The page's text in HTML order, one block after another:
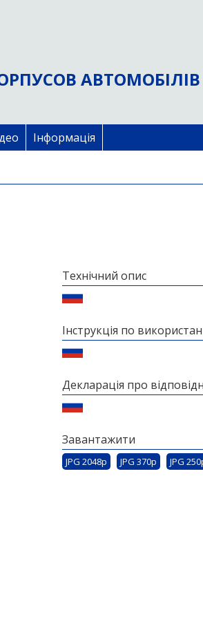
АВТОМОБІЛІВ
Інформація
Технічний опис
Інструкція по
Декларація про
Завантажити
JPG 2048p JPG 370p JPG